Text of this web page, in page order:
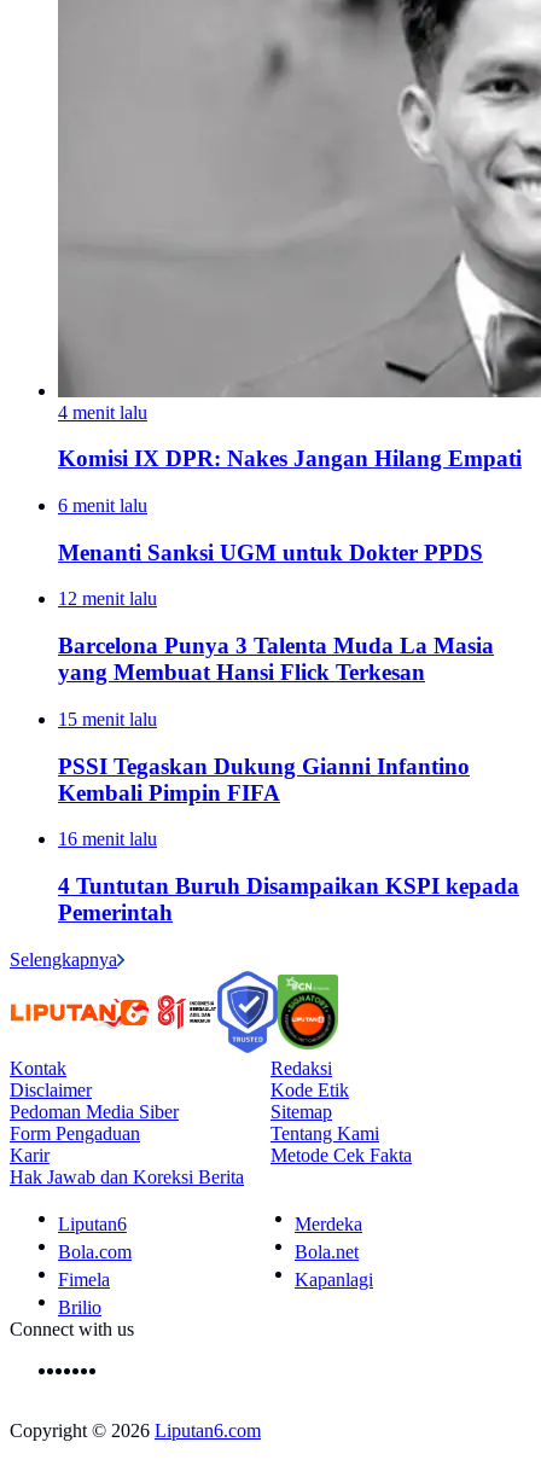
4 menit lalu
Komisi IX DPR: Nakes Jangan Hilang Empati
6 menit lalu
Menanti Sanksi UGM untuk Dokter PPDS
12 menit lalu
Barcelona Punya 3 Talenta Muda La Masia
yang Membuat Hansi Flick Terkesan
15 menit lalu
PSSI Tegaskan Dukung Gianni Infantino
Kembali Pimpin FIFA
16 menit lalu
4 Tuntutan Buruh Disampaikan KSPI kepada
Pemerintah
Selengkapnya
Kontak
Redaksi
Disclaimer
Kode Etik
Pedoman Media Siber
Sitemap
Form Pengaduan
Tentang Kami
Karir
Metode Cek Fakta
Hak Jawab dan Koreksi Berita
Liputan6
Merdeka
Bola.com
Bola.net
Fimela
Kapanlagi
Brilio
Connect with us
Copyright © 2026 Liputan6.com